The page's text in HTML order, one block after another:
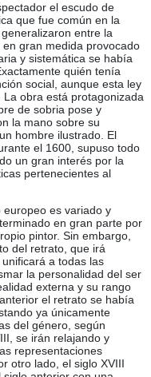
el escudo de
que fue común en la
entre la
gran medida provocado
y sistemática se había
quién tenía
social, aunque esta ley
obra está protagonizada
de sobria pose y
la mano sobre su
hombre ilustrado. El
el 1600, supuso todo
un gran interés por la
pertenecientes al
europeo es variado y
en gran parte por
pintor. Sin embargo,
del retrato, que irá
a todas las
la personalidad del ser
externa y su rango
el retrato se había
ya únicamente
del género, según
se irán relajando y
representaciones
otro lado, el siglo XVIII